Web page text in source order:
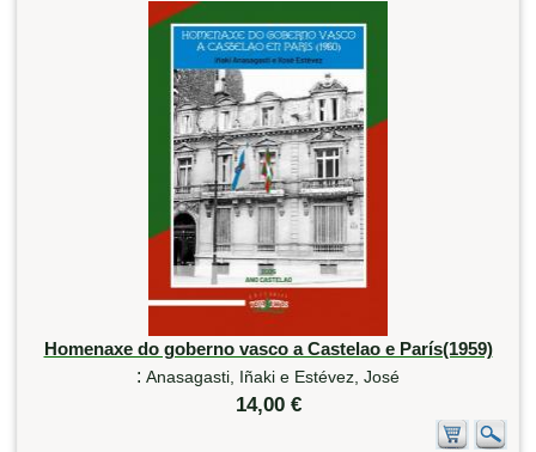
Homenaxe do goberno vasco a Castelao e París(1959)
: Anasagasti, Iñaki e Estévez, José
14,00 €